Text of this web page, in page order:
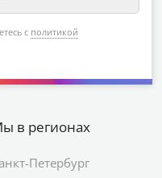
с политикой
в регионах
Петербург